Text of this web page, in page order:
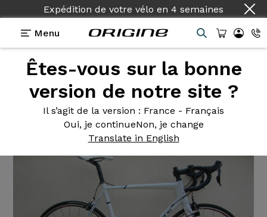
Expédition de votre vélo en 4 semaines
Menu
Êtes-vous sur la bonne
version de notre site ?
Il s’agit de la version : France - Français
Oui, je continueNon, je change
Translate in English
Témoignages>Kit cadre Axxome 350
Kit cadreAxxome 350